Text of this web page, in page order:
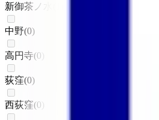
新御茶ノ水
中野(0)
高円寺(0
荻窪(0)
西荻窪(0